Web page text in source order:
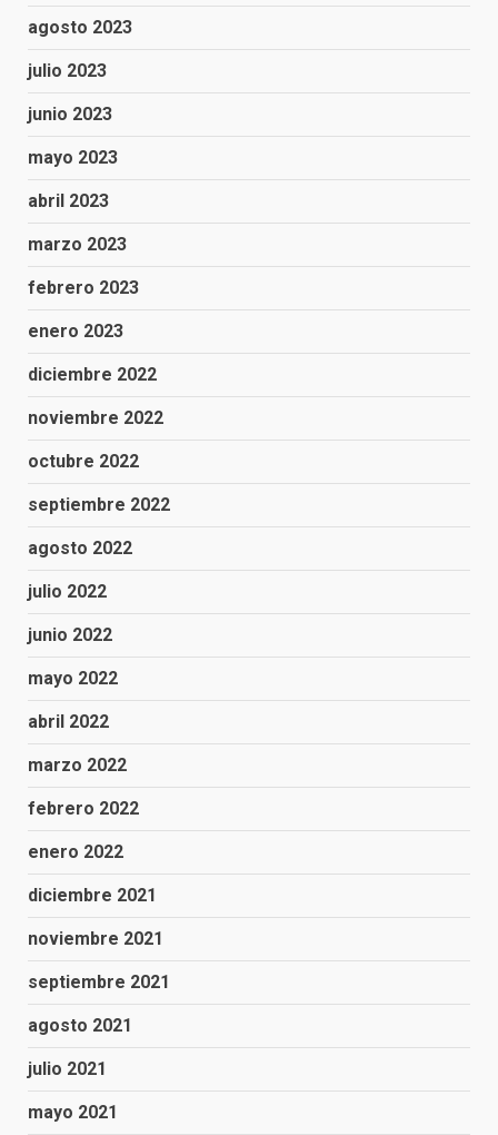
agosto 2023
julio 2023
junio 2023
mayo 2023
abril 2023
marzo 2023
febrero 2023
enero 2023
diciembre 2022
noviembre 2022
octubre 2022
septiembre 2022
agosto 2022
julio 2022
junio 2022
mayo 2022
abril 2022
marzo 2022
febrero 2022
enero 2022
diciembre 2021
noviembre 2021
septiembre 2021
agosto 2021
julio 2021
mayo 2021